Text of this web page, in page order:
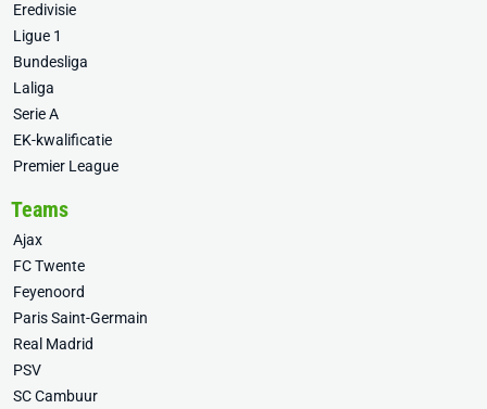
Eredivisie
Ligue 1
Bundesliga
Laliga
Serie A
EK-kwalificatie
Premier League
Teams
Ajax
FC Twente
Feyenoord
Paris Saint-Germain
Real Madrid
PSV
SC Cambuur